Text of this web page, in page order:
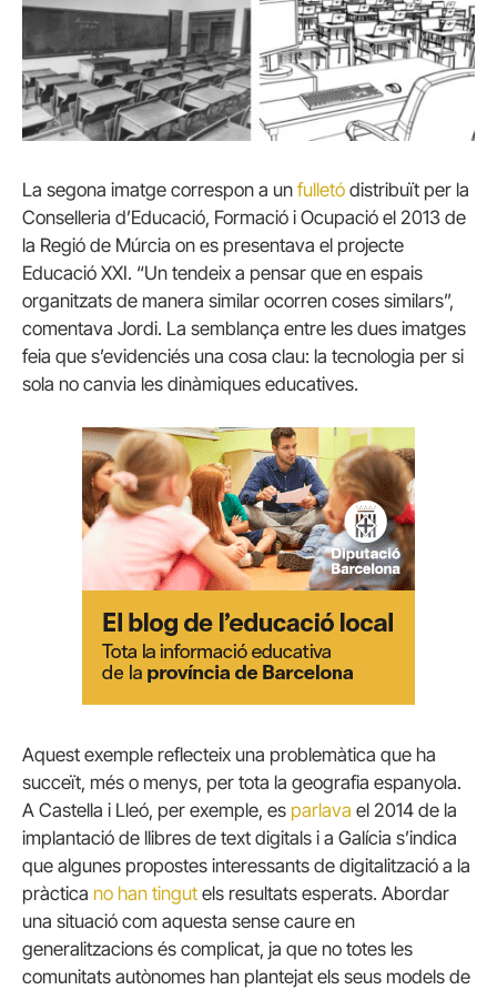
La segona imatge correspon a un fulletó distribuït per la
Conselleria d’Educació, Formació i Ocupació el 2013 de
la Regió de Múrcia on es presentava el projecte
Educació XXI. “Un tendeix a pensar que en espais
organitzats de manera similar ocorren coses similars”,
comentava Jordi. La semblança entre les dues imatges
feia que s’evidenciés una cosa clau: la tecnologia per si
sola no canvia les dinàmiques educatives.
Aquest exemple reflecteix una problemàtica que ha
succeït, més o menys, per tota la geografia espanyola.
A Castella i Lleó, per exemple, es parlava el 2014 de la
implantació de llibres de text digitals i a Galícia s’indica
que algunes propostes interessants de digitalització a la
pràctica no han tingut els resultats esperats. Abordar
una situació com aquesta sense caure en
generalitzacions és complicat, ja que no totes les
comunitats autònomes han plantejat els seus models de